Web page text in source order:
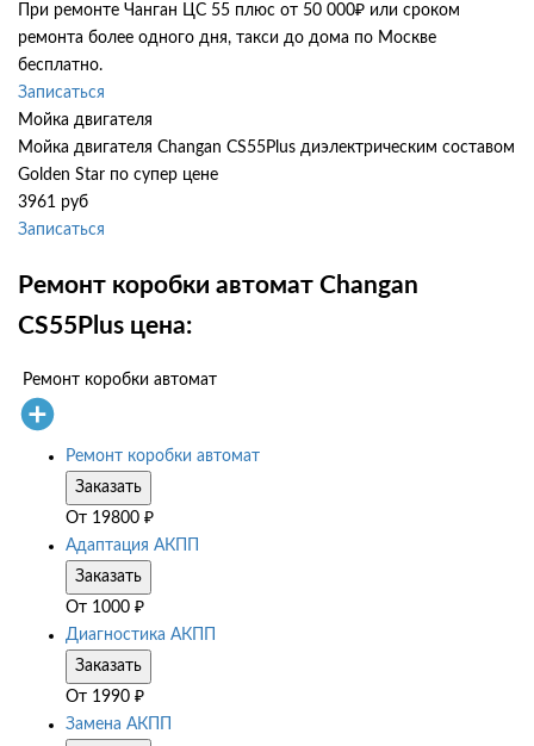
При ремонте Чанган ЦС 55 плюс от 50 000₽ или сроком
ремонта более одного дня, такси до дома по Москве
бесплатно.
Записаться
Мойка двигателя
Мойка двигателя Changan CS55Plus диэлектрическим составом
Golden Star по супер цене
3961 руб
Записаться
Ремонт коробки автомат Changan
CS55Plus цена:
Ремонт коробки автомат
Ремонт коробки автомат
Заказать
От 19800 ₽
Адаптация АКПП
Заказать
От 1000 ₽
Диагностика АКПП
Заказать
От 1990 ₽
Замена АКПП